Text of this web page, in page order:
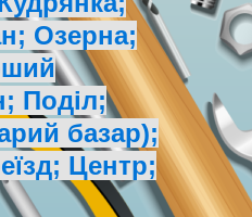
Озерна;
Поділ;
базар);
Центр;